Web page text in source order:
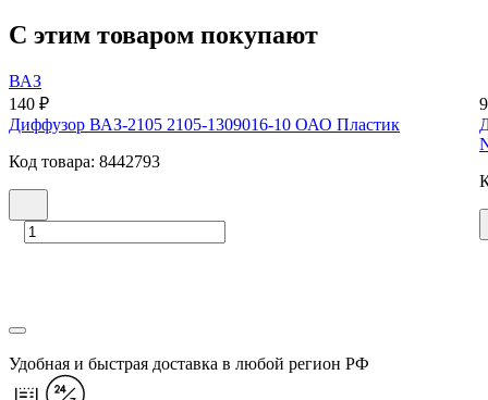
С этим товаром покупают
ВАЗ
140 ₽
Диффузор ВАЗ-2105 2105-1309016-10 ОАО Пластик
Код товара: 8442793
Удобная и быстрая доставка в любой регион РФ